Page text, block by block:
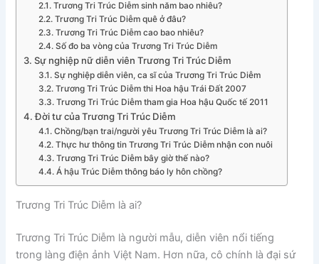
Trương Tri Trúc Diễm sinh năm bao nhiêu?
Trương Tri Trúc Diễm quê ở đâu?
Trương Tri Trúc Diễm cao bao nhiêu?
Số đo ba vòng của Trương Tri Trúc Diễm
Sự nghiệp nữ diễn viên Trương Tri Trúc Diễm
Sự nghiệp diễn viên, ca sĩ của Trương Tri Trúc Diễm
Trương Tri Trúc Diễm thi Hoa hậu Trái Đất 2007
Trương Tri Trúc Diễm tham gia Hoa hậu Quốc tế 2011
Đời tư của Trương Tri Trúc Diễm
Chồng/bạn trai/người yêu Trương Tri Trúc Diễm là ai?
Thực hư thông tin Trương Tri Trúc Diễm nhận con nuôi
Trương Tri Trúc Diễm bây giờ thế nào?
Á hậu Trúc Diễm thông báo ly hôn chồng?
Trương Tri Trúc Diễm là ai?
Trương Tri Trúc Diễm là người mẫu, diễn viên nổi tiếng
trong làng điện ảnh Việt Nam. Hơn nữa, cô chính là đại sứ